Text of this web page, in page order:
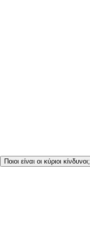
Ποιοι είναι οι κύριοι κίνδυνοι;